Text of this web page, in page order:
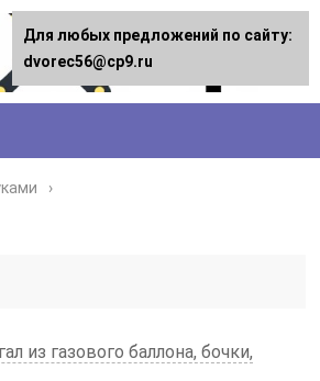
из газового баллона, бочки,
Для любых предложений по сайту:
dvorec56@cp9.ru